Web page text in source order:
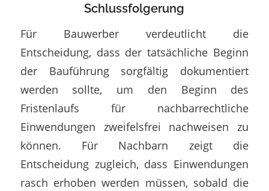
Schlussfolgerung
Für Bauwerber verdeutlicht die
Entscheidung, dass der tatsächliche Beginn
der Bauführung sorgfältig dokumentiert
werden sollte, um den Beginn des
Fristenlaufs für nachbarrechtliche
Einwendungen zweifelsfrei nachweisen zu
können. Für Nachbarn zeigt die
Entscheidung zugleich, dass Einwendungen
rasch erhoben werden müssen, sobald die